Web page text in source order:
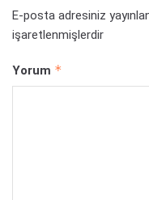
E-posta adresiniz
işaretlenmişlerdir
Yorum *